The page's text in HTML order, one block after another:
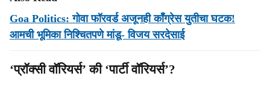
Goa Politics: गोवा फॉरवर्ड अजूनही काँग्रेस युतीचा घटक!
आमची भूमिका निश्चितपणे मांडू- विजय सरदेसाई
‘प्रॉक्सी वॉरियर्स’ की ‘पार्टी वॉरियर्स’?